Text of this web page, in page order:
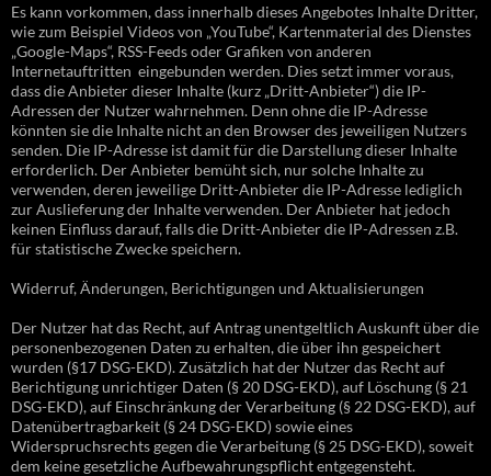
Es kann vorkommen, dass innerhalb dieses Angebotes Inhalte Dritter,
wie zum Beispiel Videos von „YouTube“, Kartenmaterial des Dienstes
„Google-Maps“, RSS-Feeds oder Grafiken von anderen
Internetauftritten eingebunden werden. Dies setzt immer voraus,
dass die Anbieter dieser Inhalte (kurz „Dritt-Anbieter“) die IP-
Adressen der Nutzer wahrnehmen. Denn ohne die IP-Adresse
könnten sie die Inhalte nicht an den Browser des jeweiligen Nutzers
senden. Die IP-Adresse ist damit für die Darstellung dieser Inhalte
erforderlich. Der Anbieter bemüht sich, nur solche Inhalte zu
verwenden, deren jeweilige Dritt-Anbieter die IP-Adresse lediglich
zur Auslieferung der Inhalte verwenden. Der Anbieter hat jedoch
keinen Einfluss darauf, falls die Dritt-Anbieter die IP-Adressen z.B.
für statistische Zwecke speichern.
Widerruf, Änderungen, Berichtigungen und Aktualisierungen
Der Nutzer hat das Recht, auf Antrag unentgeltlich Auskunft über die
personenbezogenen Daten zu erhalten, die über ihn gespeichert
wurden (§17 DSG-EKD). Zusätzlich hat der Nutzer das Recht auf
Berichtigung unrichtiger Daten (§ 20 DSG-EKD), auf Löschung (§ 21
DSG-EKD), auf Einschränkung der Verarbeitung (§ 22 DSG-EKD), auf
Datenübertragbarkeit (§ 24 DSG-EKD) sowie eines
Widerspruchsrechts gegen die Verarbeitung (§ 25 DSG-EKD), soweit
dem keine gesetzliche Aufbewahrungspflicht entgegensteht.